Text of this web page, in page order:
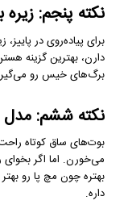
نکته پنجم:
برای پیاده‌روی در
دارن، بهترین گزینه
برگ‌های خیس رو
نکته ششم: مدل
بوت‌های ساق کوتاه
می‌خورن. اما اگر
بهتره چون مچ پا رو
داره.